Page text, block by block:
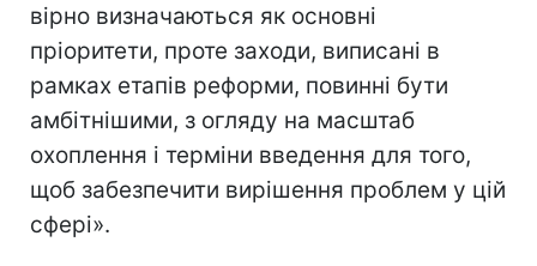
вірно визначаються як основні
пріоритети, проте заходи, виписані в
рамках етапів реформи, повинні бути
амбітнішими, з огляду на масштаб
охоплення і терміни введення для того,
щоб забезпечити вирішення проблем у цій
сфері».